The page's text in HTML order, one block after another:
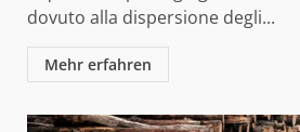
dovuto alla dispersione degli...
Mehr erfahren